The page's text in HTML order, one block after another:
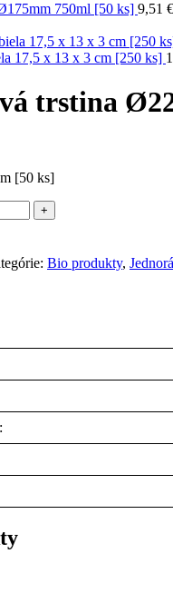
750ml [50 ks] 9,51 €
17,5 x 13 x 3 cm [250 ks]
trstina
[50 ks]
Bio produkty,